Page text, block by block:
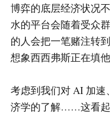
博弈的底层经济状况
水的平台会随着受众
的人会把一笔赌注转
想象西西弗斯正在填
考虑到我们对 AI 加
济学的了解……这看起